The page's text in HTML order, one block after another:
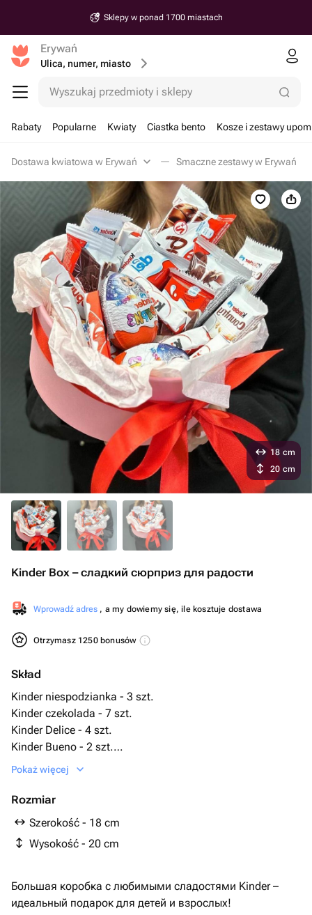
Sklepy w ponad 1700 miastach
Erywań
Ulica, numer, miasto
Wyszukaj przedmioty i sklepy
Rabaty Popularne Kwiaty Ciastka bento Kosze i zestawy
Dostawa kwiatowa w Erywań Smaczne zestawy w Erywań
Kinder Box – сладкий сюрприз для радости
Wprowadź adres , a my dowiemy się, ile kosztuje dostawa
Otrzymasz 1250 bonusów
Skład
Kinder niespodzianka - 3 szt.
Kinder czekolada - 7 szt.
Kinder Delice - 4 szt.
Kinder Bueno - 2 szt.
Киндер кантри - 4 szt.
Pokaż więcej
Rozmiar
Szerokość - 18 cm
Wysokość - 20 cm
18 cm
20 cm
Большая коробка с любимыми сладостями Kinder –
идеальный подарок для детей и взрослых!